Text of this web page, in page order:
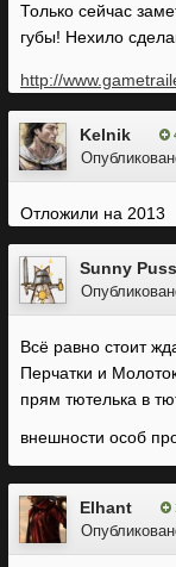
Только сейчас
губы! Нехило
http://
Kelnik
Отложили на 2013
Sunny Puss
Всё равно стоит
Перчатки и
прям тютелька в
внешности особ
Elhant